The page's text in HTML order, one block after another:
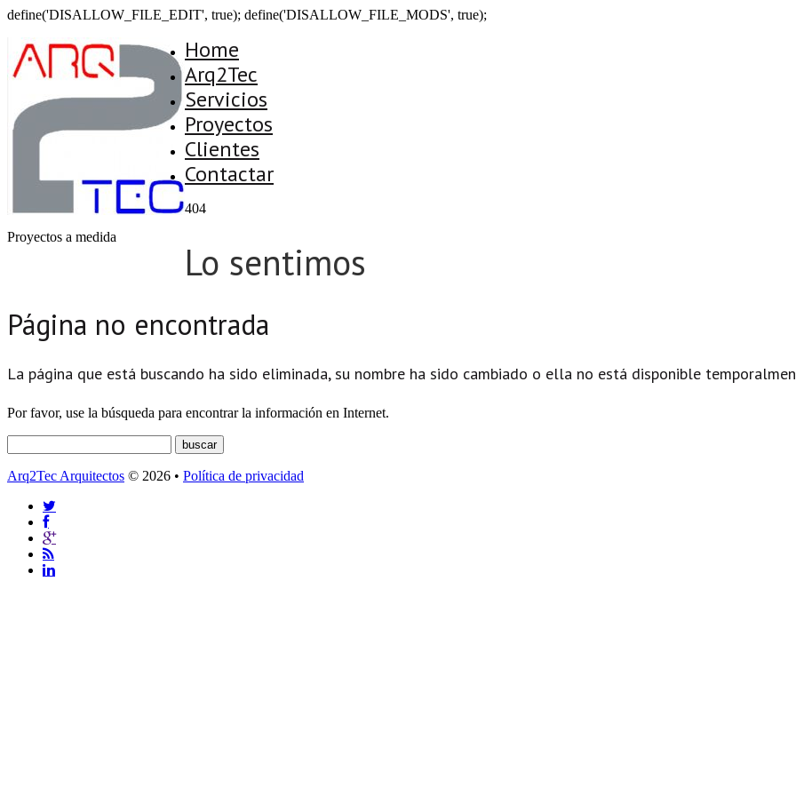
define('DISALLOW_FILE_EDIT', true); define('DISALLOW_FILE_MODS', true);
Proyectos a medida
Home
Arq2Tec
Servicios
Proyectos
Clientes
Contactar
404
Lo sentimos
Página no encontrada
La página que está buscando ha sido eliminada, su nombre ha sido cambiado o ella no está disponible
Por favor, use la búsqueda para encontrar la información en Internet.
Arq2Tec Arquitectos © 2026 • Política de privacidad